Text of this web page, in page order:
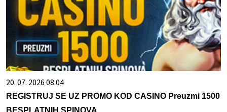
20. 07. 2026 08:04
REGISTRUJ SE UZ PROMO KOD CASINO Preuzmi 1500